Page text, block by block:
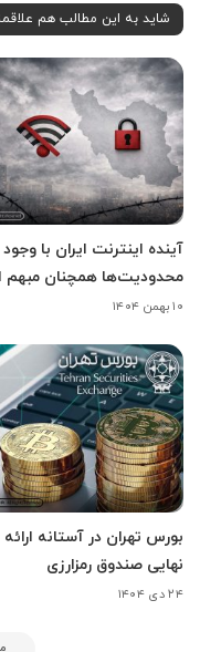
شاید به این مطالب هم
آینده اینترنت ایران با
محدودیت‌ها همچنان
۱۰ بهمن ۱۴۰۴
بورس تهران در آستانه
نهایی صندوق رمزارزی
۲۴ دی ۱۴۰۴